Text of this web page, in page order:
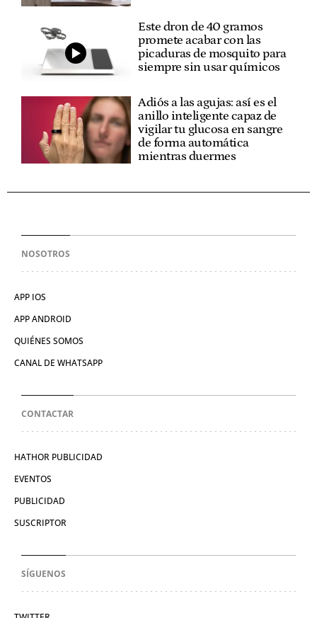
Este dron de 40 gramos
promete acabar con las
picaduras de mosquito para
siempre sin usar químicos
Adiós a las agujas: así es el
anillo inteligente capaz de
vigilar tu glucosa en sangre
de forma automática
mientras duermes
NOSOTROS
APP IOS
APP ANDROID
QUIÉNES SOMOS
CANAL DE WHATSAPP
CONTACTAR
HATHOR PUBLICIDAD
EVENTOS
PUBLICIDAD
SUSCRIPTOR
SÍGUENOS